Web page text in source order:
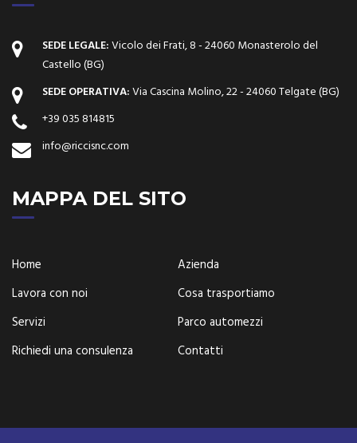
SEDE LEGALE:Vicolo dei Frati, 8 - 24060 Monasterolo del
Castello (BG)
SEDE OPERATIVA:Via Cascina Molino, 22 - 24060 Telgate (BG)
+39 035 814815
info@riccisnc.com
MAPPA DEL SITO
Home
Azienda
Lavora con noi
Cosa trasportiamo
Servizi
Parco automezzi
Richiedi una consulenza
Contatti